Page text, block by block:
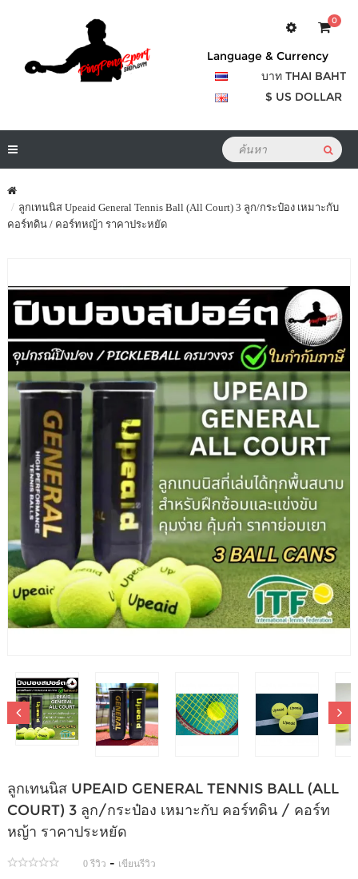
0
Language & Currency
บาท THAI BAHT
$ US DOLLAR
ลูกเทนนิส Upeaid General Tennis Ball (All Court) 3 ลูก/กระป๋อง เหมาะกับ
คอร์ทดิน / คอร์ทหญ้า ราคาประหยัด
ลูกเทนนิส UPEAID GENERAL TENNIS BALL (ALL
COURT) 3 ลูก/กระป๋อง เหมาะกับ คอร์ทดิน / คอร์ท
หญ้า ราคาประหยัด
0 รีวิว - เขียนรีวิว